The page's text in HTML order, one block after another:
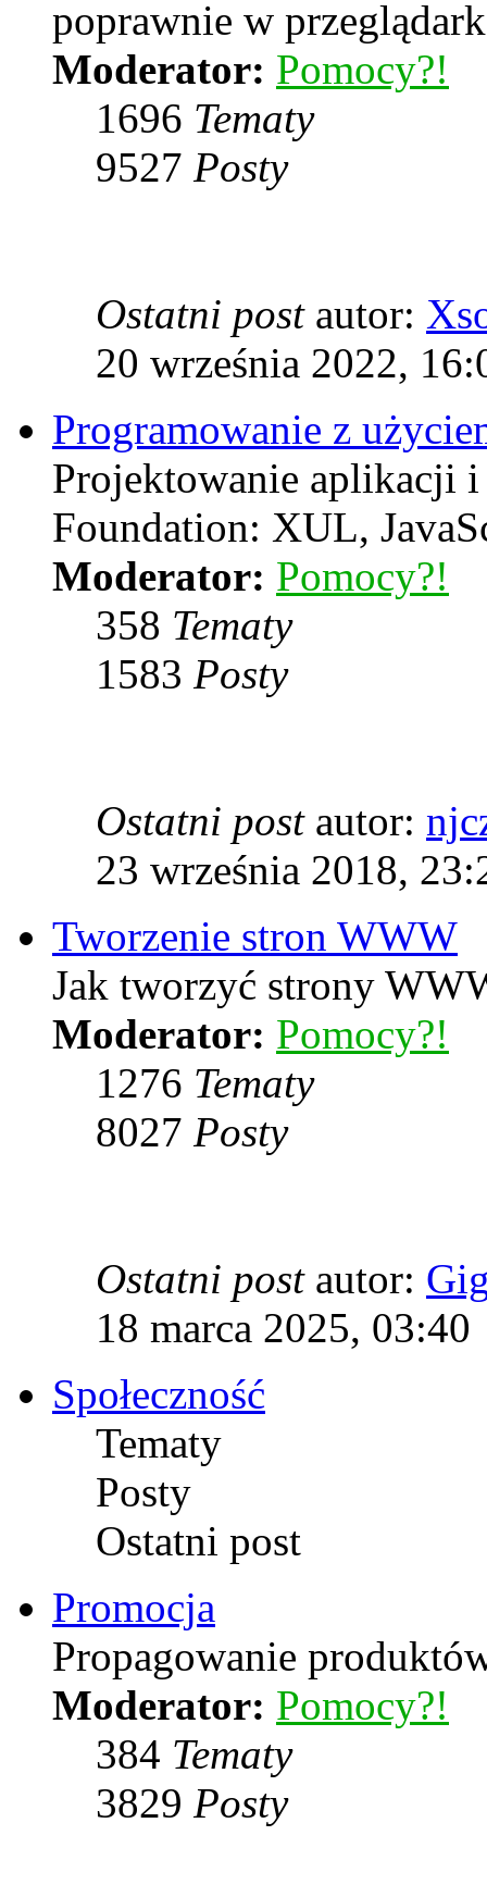
poprawnie w
Moderator: Pomocy?!
1696 Tematy
9527 Posty
Ostatni postautor:
20 września 2022,
Programowanie z
Projektowanie aplikacji
Foundation: XUL,
Moderator: Pomocy?!
358 Tematy
1583 Posty
Ostatni postautor:
23 września 2018,
Tworzenie stron WWW
Jak tworzyć strony
Moderator: Pomocy?!
1276 Tematy
8027 Posty
Ostatni postautor:
18 marca 2025, 03:40
Społeczność
Tematy
Posty
Ostatni post
Promocja
Propagowanie
Moderator: Pomocy?!
384 Tematy
3829 Posty